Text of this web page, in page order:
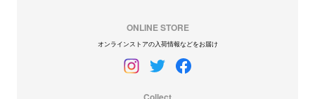
ONLINE STORE
オンラインストアの入荷情報などをお届け